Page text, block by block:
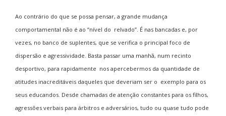
Ao contrário do que se possa pensar, a grande mudança
comportamental não é ao “nível do relvado”. É nas bancadas e, por
vezes, no banco de suplentes, que se verifica o principal foco de
dispersão e agressividade. Basta passar uma manhã, num recinto
desportivo, para rapidamente nos apercebermos da quantidade de
atitudes inacreditáveis daqueles que deveriam ser o exemplo para os
seus educandos. Desde chamadas de atenção constantes para os filhos,
agressões verbais para árbitros e adversários, tudo ou quase tudo pode